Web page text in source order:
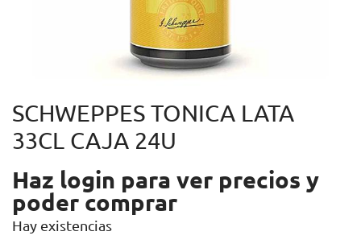
SCHWEPPES TONICA LATA
33CL CAJA 24U
Haz login para ver precios y
poder comprar
Hay existencias